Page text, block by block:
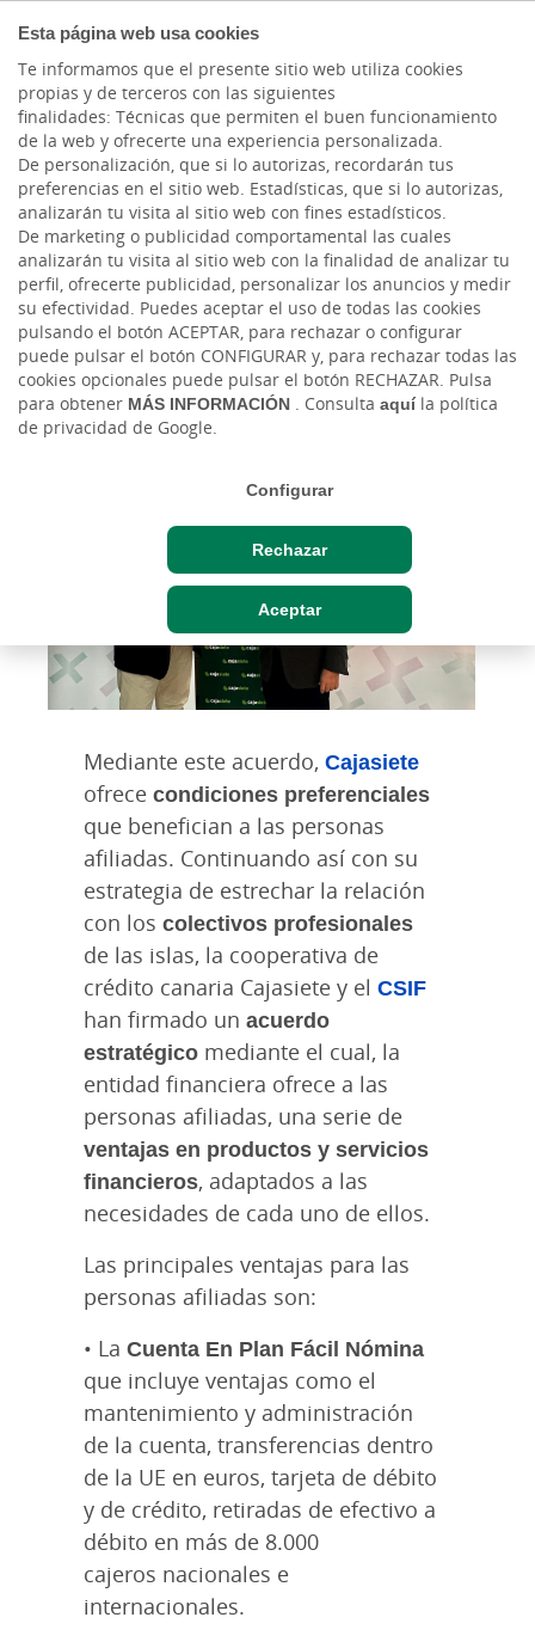
Esta página web usa cookies
Te informamos que el presente sitio web utiliza cookies
propias y de terceros con las siguientes
finalidades: Técnicas que permiten el buen funcionamiento
de la web y ofrecerte una experiencia personalizada.
De personalización, que si lo autorizas, recordarán tus
preferencias en el sitio web. Estadísticas, que si lo autorizas,
analizarán tu visita al sitio web con fines estadísticos.
De marketing o publicidad comportamental las cuales
analizarán tu visita al sitio web con la finalidad de analizar tu
perfil, ofrecerte publicidad, personalizar los anuncios y medir
su efectividad. Puedes aceptar el uso de todas las cookies
pulsando el botón ACEPTAR, para rechazar o configurar
puede pulsar el botón CONFIGURAR y, para rechazar todas las
cookies opcionales puede pulsar el botón RECHAZAR. Pulsa
para obtener MÁS INFORMACIÓN . Consulta aquíla política
de privacidad de Google.
Configurar
Rechazar
Aceptar
Actualidad
Nuevo acuerdo para
mejoras financieras
entre el CSIF y Cajasiete
Vie, 15/11/2024 - 12:00
Mediante este acuerdo, Cajasiete
ofrece condiciones preferenciales
que benefician a las personas
afiliadas. Continuando así con su
estrategia de estrechar la relación
con los colectivos profesionales
de las islas, la cooperativa de
crédito canaria Cajasiete y el CSIF
han firmado un acuerdo
estratégico mediante el cual, la
entidad financiera ofrece a las
personas afiliadas, una serie de
ventajas en productos y servicios
financieros, adaptados a las
necesidades de cada uno de ellos.
Las principales ventajas para las
personas afiliadas son:
• La Cuenta En Plan Fácil Nómina
que incluye ventajas como el
mantenimiento y administración
de la cuenta, transferencias dentro
de la UE en euros, tarjeta de débito
y de crédito, retiradas de efectivo a
débito en más de 8.000
cajeros nacionales e
internacionales.